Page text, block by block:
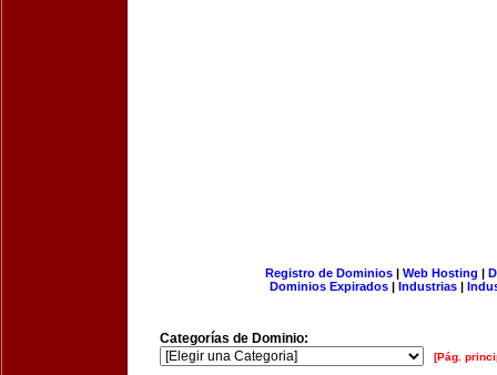
Registro de Dominios| Web Hosting |
Dominios Expirados | Industrias |
Categorías de Dominio:
[Pág.